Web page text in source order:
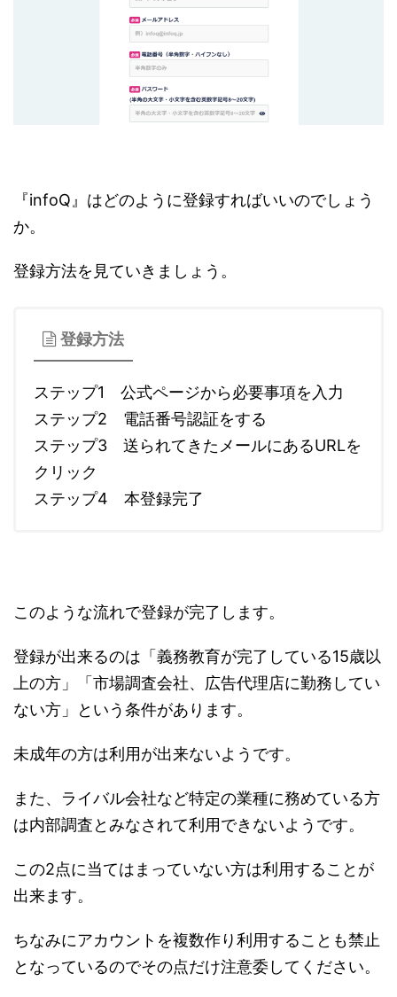
『infoQ』はどのように登録すればいいのでしょう
か。
登録方法を見ていきましょう。
登録方法
ステップ1 公式ページから必要事項を入力
ステップ2 電話番号認証をする
ステップ3 送られてきたメールにあるURLを
クリック
ステップ4 本登録完了
このような流れで登録が完了します。
登録が出来るのは「義務教育が完了している15歳以
上の方」「市場調査会社、広告代理店に勤務してい
ない方」という条件があります。
未成年の方は利用が出来ないようです。
また、ライバル会社など特定の業種に務めている方
は内部調査とみなされて利用できないようです。
この2点に当てはまっていない方は利用することが
出来ます。
ちなみにアカウントを複数作り利用することも禁止
となっているのでその点だけ注意委してください。